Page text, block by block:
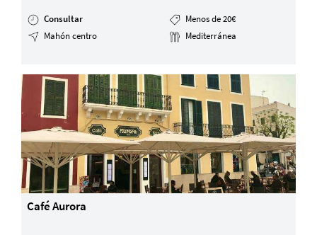
Consultar
Menos de 20€
Mahón centro
Mediterránea
Café Aurora